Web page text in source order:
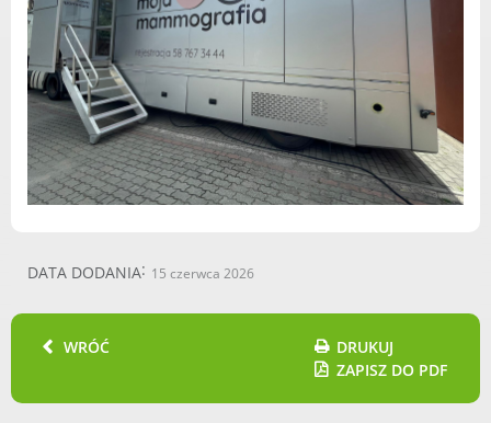
DATA DODANIA 15 czerwca 2026
WRÓĆ
DRUKUJ
ZAPISZ DO PDF